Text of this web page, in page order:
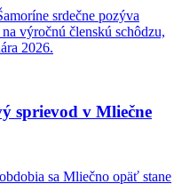
srdečne pozýva
výročnú členskú schôdzu,
2026.
sprievod v Mliečne
sa Mliečno opäť stane